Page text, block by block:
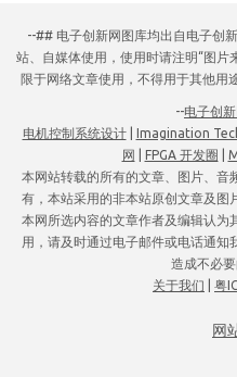
--## 电子创新网图库均出自电子创
站、自媒体使用，使用时请注明“图片
限于网络文章使用，不得用于其他用
--电子创
电机控制系统设计| Imagination
网
FPGA 开发圈
本网站转载的所有的文章、图片、音
有，本站采用的非本站原创文章及图
本网所选内容的文章作者及编辑认为
用，请及时通过电子邮件或电话通知
造成不必要
关于我们
粤
网